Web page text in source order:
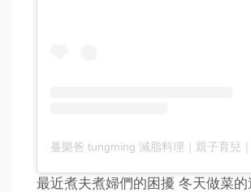
最近煮夫煮婦們的困擾 冬天做菜的